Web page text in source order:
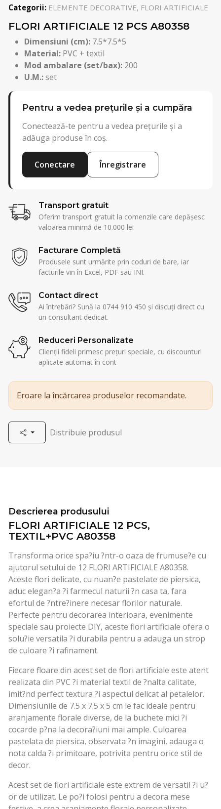
Categorii: ELEMENTE DECORATIVE, FLORI ARTIFICIALE
FLORI ARTIFICIALE 12 PCS A80358
Dimensiuni (cm): 7.5*7.5*5
Material: PVC + textil
Mod ambalare (set/bax): 200
U.M.:set
Pentru a vedea prețurile și a cumpăra
Conectează-te pentru a vedea prețurile și a
adăuga produse în coș.
Conectare Înregistrare
Transport gratuit
Oferim transport gratuit la comenzile care depășesc
valoarea minimă de 10.000 lei
Facturare Completă
Produsele sunt urmărite prin coduri de bare, iar
facturile vin în Excel, PDF sau INI.
Contact direct
Ai întrebări? Sună la 0744 910 450 și discuți direct cu
un consultant dedicat.
Reduceri Personalizate
Clienții fideli primesc prețuri speciale, cu discounturi
aplicate automat în cont
Eroare la încărcarea produselor recomandate.
Distribuie produsul
Descrierea produsului
FLORI ARTIFICIALE 12 PCS,
TEXTIL+PVC A80358
Transforma orice spa?iu ?ntr-o oaza de frumuse?e cu
ajutorul setului de 12 FLORI ARTIFICIALE A80358.
Aceste flori delicate, cu nuan?e pastelate de piersica,
aduc elegan?a ?i farmecul naturii ?n casa ta, fara
efortul de ?ntre?inere necesar florilor naturale.
Perfecte pentru decorarea interioara, evenimente
speciale sau proiecte DIY, aceste flori artificiale ofera o
solu?ie versatila ?i durabila pentru a adauga un strop
de culoare ?i rafinament.
Fiecare floare din acest set de flori artificiale este atent
realizata din PVC ?i material textil de ?nalta calitate,
imit?nd perfect textura ?i aspectul delicat al petalelor.
Dimensiunile de 7.5 x 7.5 x 5 cm le fac ideale pentru
aranjamente florale diverse, de la buchete mici ?i
cocarde p?na la decora?iuni mai ample. Culoarea
pastelata de piersica, observata ?n imagini, adauga o
nota calda ?i primitoare, potrivita pentru orice stil de
decor.
Acest set de flori artificiale este extrem de versatil ?i u?
or de utilizat. Le po?i folosi pentru a decora mese